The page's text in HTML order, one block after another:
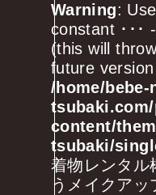
Warning:
constant ･･･
(this will
future
/home/
content/
tsubaki/
着物レンタル
うメイクアッ